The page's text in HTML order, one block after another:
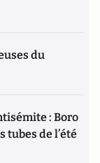
du
: Boro
tubes de l’été